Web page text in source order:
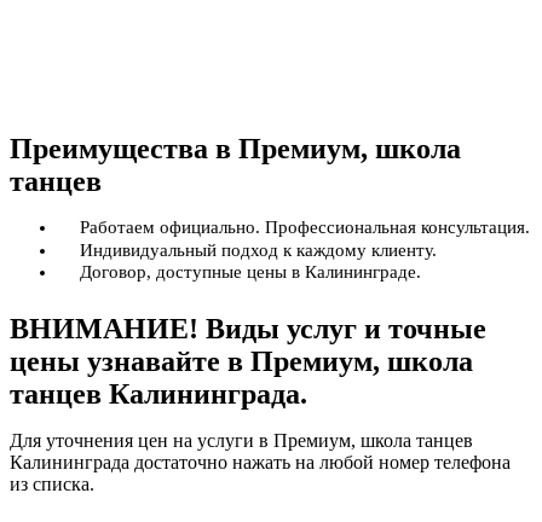
Преимущества в Премиум, школа
танцев
Работаем официально. Профессиональная консультация.
Индивидуальный подход к каждому клиенту.
Договор, доступные цены в Калининграде.
ВНИМАНИЕ! Виды услуг и точные
цены узнавайте в Премиум, школа
танцев Калининграда.
Для уточнения цен на услуги в Премиум, школа танцев
Калининграда достаточно нажать на любой номер телефона
из списка.